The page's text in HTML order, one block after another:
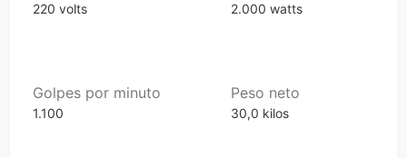
220 volts 2.000 watts
Golpes por minuto
1.100
Peso neto
30,0 kilos